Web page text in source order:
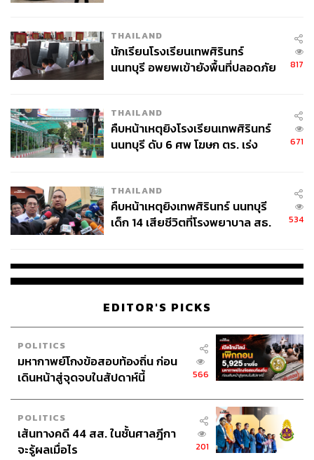
THAILAND
นักเรียนโรงเรียนเทพศิรินทร์
นนทบุรี อพยพเข้ายังพื้นที่ปลอดภัย
817
THAILAND
คืบหน้าเหตุยิงโรงเรียนเทพศิรินทร์
นนทบุรี ดับ 6 ศพ โฆษก ตร. เร่ง
671
THAILAND
คืบหน้าเหตุยิงเทพศิรินทร์ นนทบุรี
เด็ก 14 เสียชีวิตที่โรงพยาบาล สธ.
534
EDITOR'S PICKS
POLITICS
มหากาพย์โกงข้อสอบท้องถิ่น ก่อน
เดินหน้าสู่จุดจบในสัปดาห์นี้
566
POLITICS
เส้นทางคดี 44 สส. ในชั้นศาลฎีกา
จะรู้ผลเมื่อไร
201